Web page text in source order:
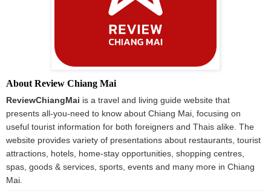
About Review Chiang Mai
ReviewChiangMai is a travel and living guide website that
presents all-you-need to know about Chiang Mai, focusing on
useful tourist information for both foreigners and Thais alike. The
website provides variety of presentations about restaurants, tourist
attractions, hotels, home-stay opportunities, shopping centres,
spas, goods & services, sports, events and many more in Chiang
Mai.